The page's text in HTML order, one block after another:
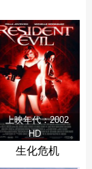
上映年代：2002
HD
生化危机